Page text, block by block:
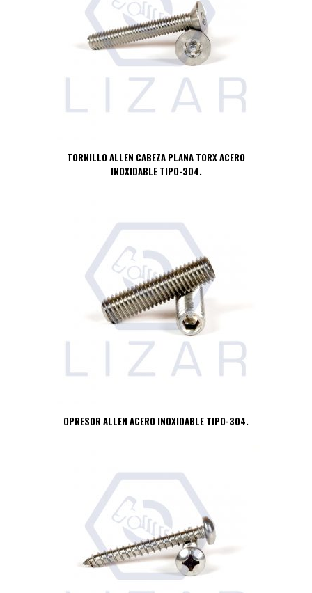
TORNILLO ALLEN CABEZA PLANA TORX ACERO
INOXIDABLE TIPO-304.
OPRESOR ALLEN ACERO INOXIDABLE TIPO-304.